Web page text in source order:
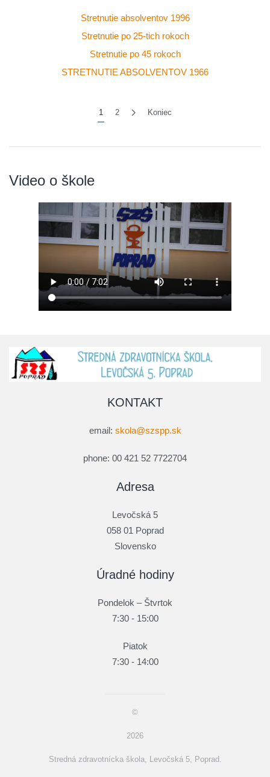
Stretnutie absolventov 1996
Stretnutie po 25-tich rokoch
Stretnutie po 45 rokoch
STRETNUTIE ABSOLVENTOV 1966
1 2 Koniec
Video o škole
Adresa
Levočská 5
058 01 Poprad
Slovensko
KONTAKT
email: skola@szspp.sk
phone: 00 421 52 7722704
Úradné hodiny
Pondelok – Štvrtok
7:30 - 15:00
Piatok
7:30 - 14:00
©
2026
Stredná zdravotnícka škola, Levočská 5, Poprad.